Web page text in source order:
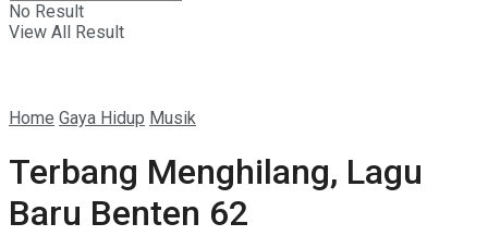
No Result
View All Result
Home Gaya Hidup Musik
Terbang Menghilang, Lagu
Baru Benten 62